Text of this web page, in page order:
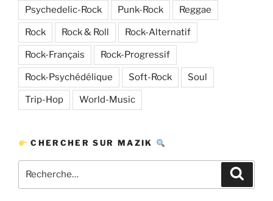
Psychedelic-Rock Punk-Rock Reggae
Rock Rock & Roll Rock-Alternatif
Rock-Français Rock-Progressif
Rock-Psychédélique Soft-Rock Soul
Trip-Hop World-Music
CHERCHER SUR MAZIK
pour